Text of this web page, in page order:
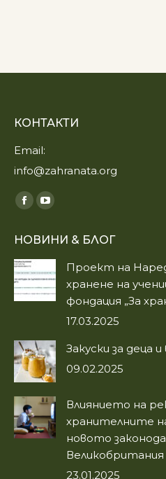
КОНТАКТИ
Email:
info@zahranata.org
Find us on:
Facebook
opens
in
new
window
YouTube
opens
in
new
window
НОВИНИ & БЛОГ
Проект на
хранене на
фондация „За
17.03.2025
Закуски за деца
09.02.2025
Влиянието на
хранителните
новото
Великобритания
23.01.2025